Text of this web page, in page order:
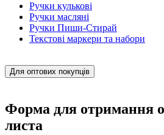
Ручки кулькові
Ручки масляні
Ручки Пиши-Стирай
Текстові маркери та набори
Для оптових покупців
Форма для отримання
листа